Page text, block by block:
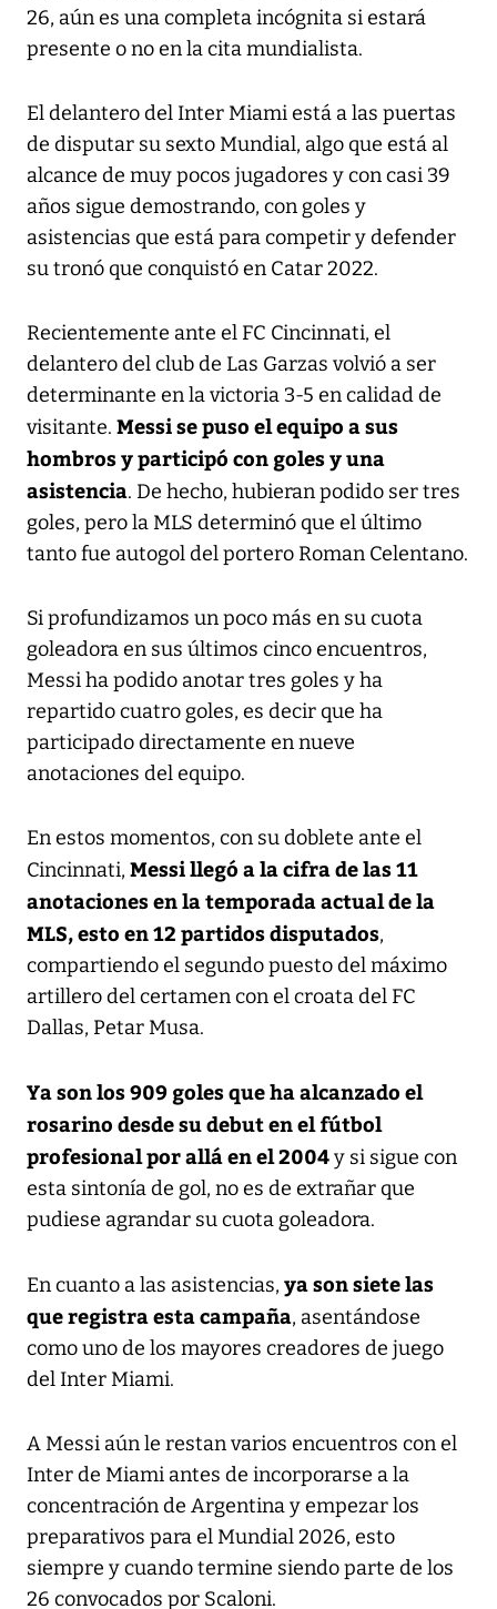
26, aún es una completa incógnita si estará
presente o no en la cita mundialista.
El delantero del Inter Miami está a las puertas
de disputar su sexto Mundial, algo que está al
alcance de muy pocos jugadores y con casi 39
años sigue demostrando, con goles y
asistencias que está para competir y defender
su tronó que conquistó en Catar 2022.
Recientemente ante el FC Cincinnati, el
delantero del club de Las Garzas volvió a ser
determinante en la victoria 3-5 en calidad de
visitante. Messi se puso el equipo a sus
hombros y participó con goles y una
asistencia. De hecho, hubieran podido ser tres
goles, pero la MLS determinó que el último
tanto fue autogol del portero Roman Celentano.
Si profundizamos un poco más en su cuota
goleadora en sus últimos cinco encuentros,
Messi ha podido anotar tres goles y ha
repartido cuatro goles, es decir que ha
participado directamente en nueve
anotaciones del equipo.
En estos momentos, con su doblete ante el
Cincinnati, Messi llegó a la cifra de las 11
anotaciones en la temporada actual de la
MLS, esto en 12 partidos disputados,
compartiendo el segundo puesto del máximo
artillero del certamen con el croata del FC
Dallas, Petar Musa.
Ya son los 909 goles que ha alcanzado el
rosarino desde su debut en el fútbol
profesional por allá en el 2004y si sigue con
esta sintonía de gol, no es de extrañar que
pudiese agrandar su cuota goleadora.
En cuanto a las asistencias, ya son siete las
que registra esta campaña, asentándose
como uno de los mayores creadores de juego
del Inter Miami.
A Messi aún le restan varios encuentros con el
Inter de Miami antes de incorporarse a la
concentración de Argentina y empezar los
preparativos para el Mundial 2026, esto
siempre y cuando termine siendo parte de los
26 convocados por Scaloni.